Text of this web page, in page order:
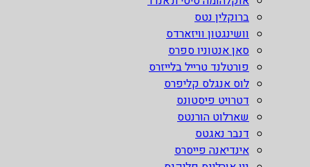
ברוקלין נטס
וושינגטון וויזארדס
סאן אנטוניו ספרס
פורטלנד טרייל בלייזרס
לוס אנגלס קליפרס
דטרויט פיסטונס
שארלוט הורנטס
דנבר נאגטס
אינדיאנה פייסרס